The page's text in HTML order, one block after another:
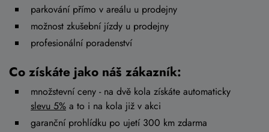
parkování přímo v areálu u prodejny
možnost zkušební jízdy u prodejny
profesionální poradenství
Co získáte jako náš zákazník:
množstevní ceny - na dvě kola získáte automaticky
slevu 5% a to i na kola již v akci
garanční prohlídku po ujetí 300 km zdarma